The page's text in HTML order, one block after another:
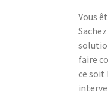
Vous
faire
ce soit